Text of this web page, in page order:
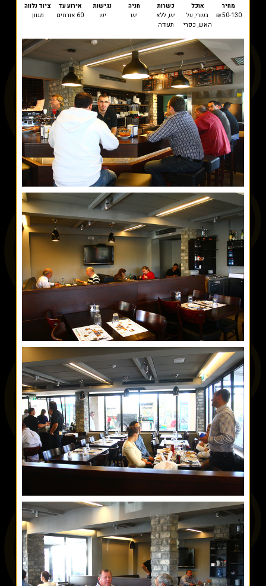
מחיר אוכל כשרות חניה נגישות אירוע עד
ציוד נלווה
50-130 ₪
בשרי, על
האש, כפרי
יש, ללא
תעודה
יש יש 60 אורחים מגוון